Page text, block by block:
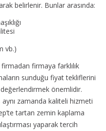
belirlenir. Bunlar arasında:
vb.)
firmaya farklılık
sunduğu fiyat tekliflerini
önemlidir.
zamanda kaliteli hizmeti
tartan zemin kaplama
yaparak tercih